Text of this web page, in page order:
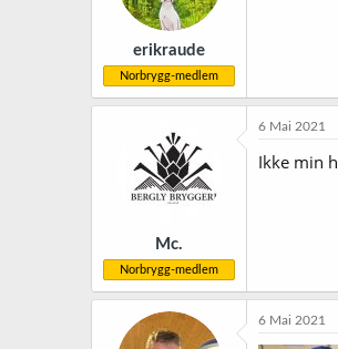
erikraude
Norbrygg-medlem
Mc.
Norbrygg-medlem
6 Mai 2021
Ikke min
6 Mai 2021